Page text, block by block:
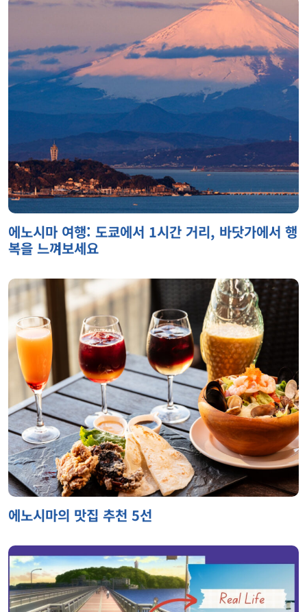
에노시마 여행: 도쿄에서 1시간 거리, 바닷가에서 행
복을 느껴보세요
에노시마의 맛집 추천 5선